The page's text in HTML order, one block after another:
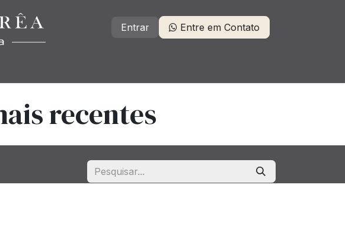
Entrar Entre em Contato
recentes